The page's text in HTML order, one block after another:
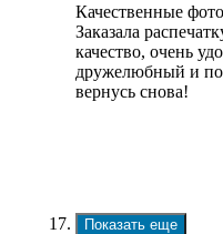
Качественные
Заказала
качество, очень
дружелюбный и
вернусь снова!
Показать еще